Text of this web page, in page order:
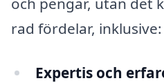
rad fördelar, inklusive:
Expertis och